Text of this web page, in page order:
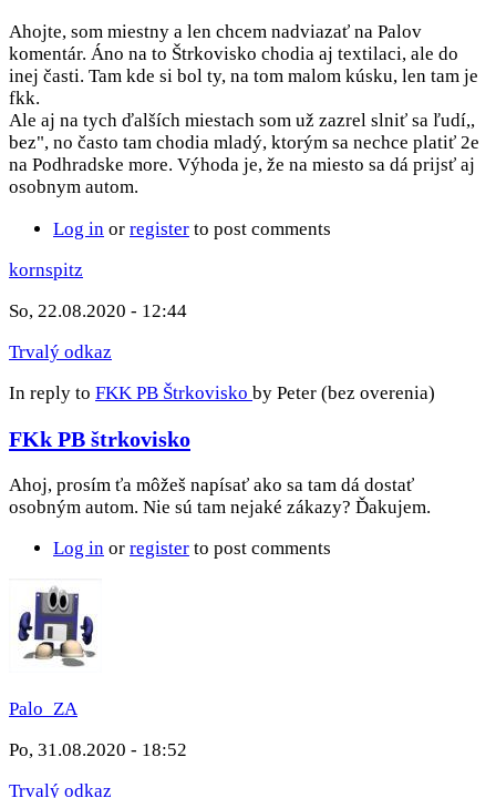
Ahojte, som miestny a len chcem nadviazať na Palov
komentár. Áno na to Štrkovisko chodia aj textilaci, ale do
inej časti. Tam kde si bol ty, na tom malom kúsku, len tam je
fkk.
Ale aj na tych ďalších miestach som už zazrel slniť sa ľudí,,
bez", no často tam chodia mladý, ktorým sa nechce platiť 2e
na Podhradske more. Výhoda je, že na miesto sa dá prijsť aj
osobnym autom.
Log in or register to post comments
kornspitz
So, 22.08.2020 - 12:44
Trvalý odkaz
In reply to FKK PB Štrkovisko by Peter (bez overenia)
FKk PB štrkovisko
Ahoj, prosím ťa môžeš napísať ako sa tam dá dostať
osobným autom. Nie sú tam nejaké zákazy? Ďakujem.
Log in or register to post comments
Palo_ZA
Po, 31.08.2020 - 18:52
Trvalý odkaz